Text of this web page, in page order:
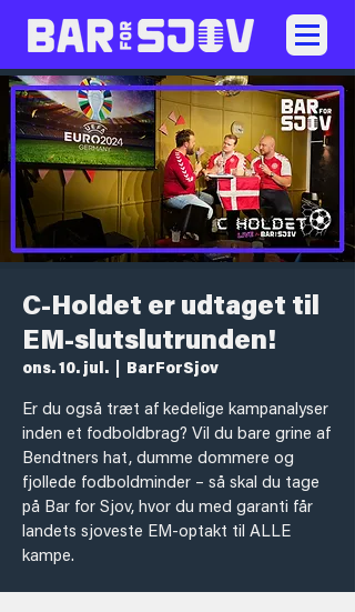
C-Holdet er udtaget til
EM-slutslutrunden!
ons. 10. jul. BarForSjov
Er du også træt af kedelige kampanalyser
inden et fodboldbrag? Vil du bare grine af
Bendtners hat, dumme dommere og
fjollede fodboldminder – så skal du tage
på Bar for Sjov, hvor du med garanti får
landets sjoveste EM-optakt til ALLE
kampe.